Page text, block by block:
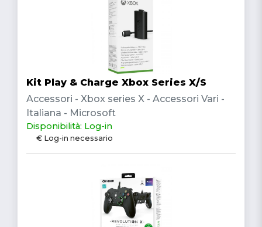
Kit Play & Charge Xbox Series X/S
Accessori - Xbox series X - Accessori Vari -
Italiana - Microsoft
Disponibilità: Log-in
€ Log-in necessario